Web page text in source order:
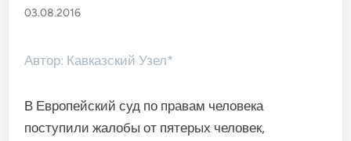
03.08.2016
Автор: Кавказский Узел*
В Европейский суд по правам человека
поступили жалобы от пятерых человек,